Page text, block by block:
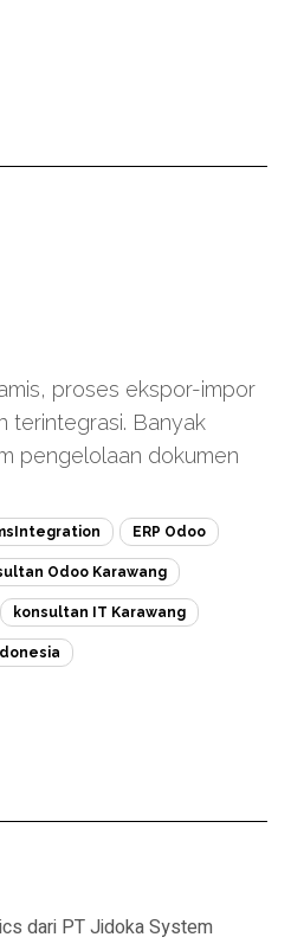
proses ekspor-impor
terintegrasi. Banyak
pengelolaan dokumen
ERP Odoo
Odoo Karawang
konsultan IT Karawang
dari PT Jidoka System